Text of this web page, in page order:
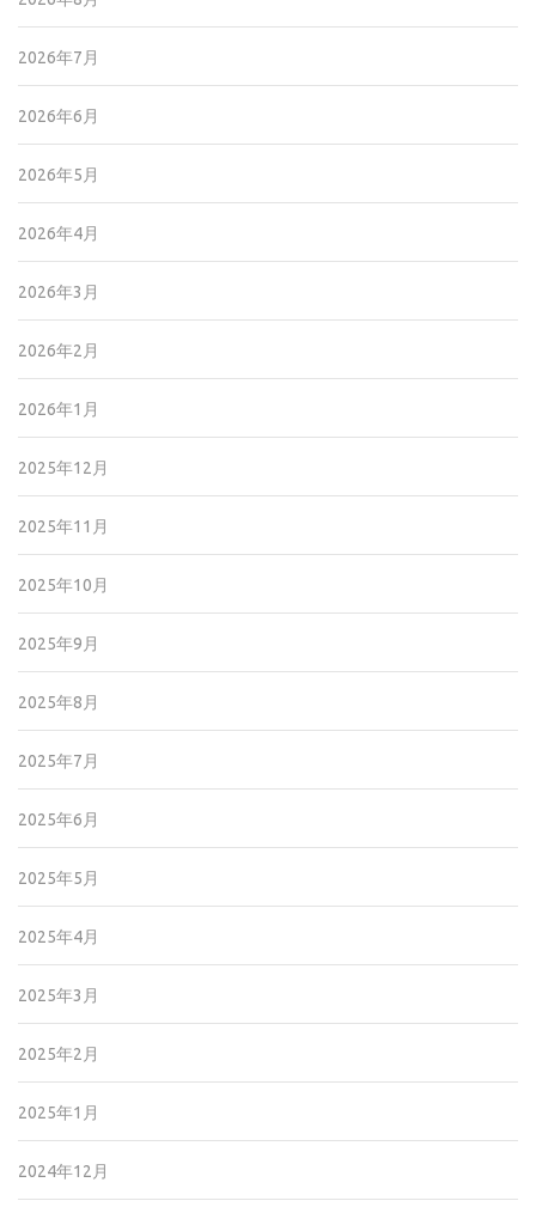
2026年7月
2026年6月
2026年5月
2026年4月
2026年3月
2026年2月
2026年1月
2025年12月
2025年11月
2025年10月
2025年9月
2025年8月
2025年7月
2025年6月
2025年5月
2025年4月
2025年3月
2025年2月
2025年1月
2024年12月